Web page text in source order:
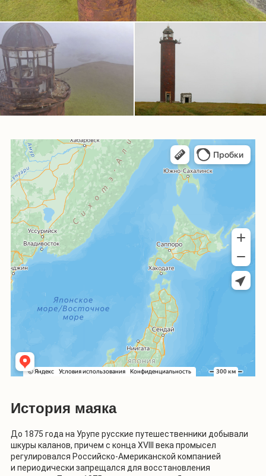
История маяка
До 1875 года на Урупе русские путешественники добывали
шкуры каланов, причем с конца XVIII века промысел
регулировался Российско-Американской компанией
и периодически запрещался для восстановления